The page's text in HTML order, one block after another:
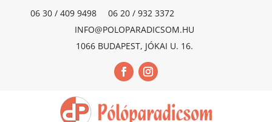
06 30 / 409 9498
06 20 / 932 3372
INFO@POLOPARADICSOM.HU
1066 BUDAPEST, JÓKAI U. 16.